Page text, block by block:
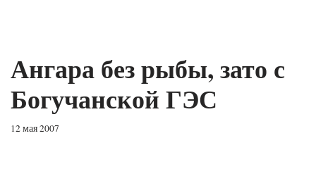
Ангара без рыбы, зато с
Богучанской ГЭС
12 мая 2007